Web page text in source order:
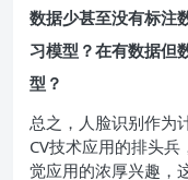
数据少甚至没有标注
习模型？在有数据但
型？
总之，人脸识别作为
CV技术应用的排头
觉应用的浓厚兴趣，